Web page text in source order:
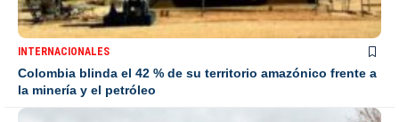
INTERNACIONALES
Colombia blinda el 42 % de su territorio amazónico frente a
la minería y el petróleo